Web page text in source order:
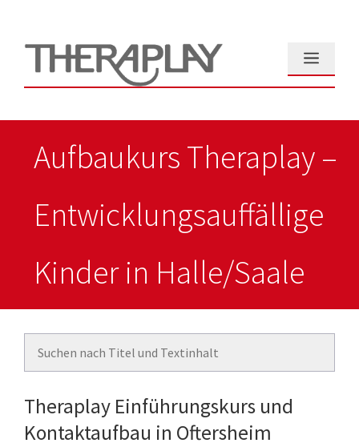
springen
Menü
Aufbaukurs Theraplay –
Entwicklungsauffällige
Kinder in Halle/Saale
Theraplay Einführungskurs und
Kontaktaufbau in Oftersheim